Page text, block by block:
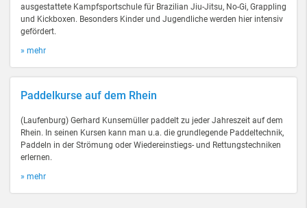
ausgestattete Kampfsportschule für Brazilian Jiu-Jitsu, No-Gi, Grappling
und Kickboxen. Besonders Kinder und Jugendliche werden hier intensiv
gefördert.
» mehr
Paddelkurse auf dem Rhein
(Laufenburg) Gerhard Kunsemüller paddelt zu jeder Jahreszeit auf dem
Rhein. In seinen Kursen kann man u.a. die grundlegende Paddeltechnik,
Paddeln in der Strömung oder Wiedereinstiegs- und Rettungstechniken
erlernen.
» mehr